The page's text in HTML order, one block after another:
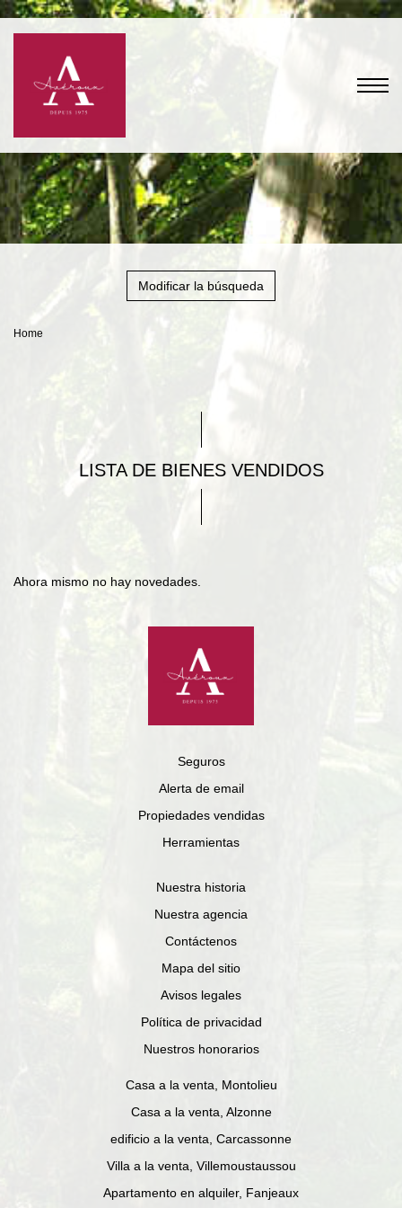
Modificar la búsqueda
Home
LISTA DE BIENES VENDIDOS
Ahora mismo no hay novedades.
Seguros
Alerta de email
Propiedades vendidas
Herramientas
Nuestra historia
Nuestra agencia
Contáctenos
Mapa del sitio
Avisos legales
Política de privacidad
Nuestros honorarios
Casa a la venta, Montolieu
Casa a la venta, Alzonne
edificio a la venta, Carcassonne
Villa a la venta, Villemoustaussou
Apartamento en alquiler, Fanjeaux